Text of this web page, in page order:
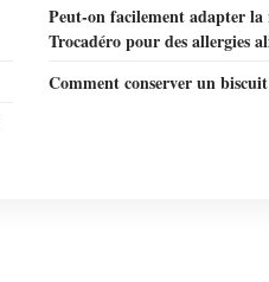
Peut-on facilement adapter
Trocadéro pour des allergies
Comment conserver un